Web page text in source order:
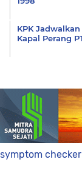
KPK
Kapal Perang
symptom checker